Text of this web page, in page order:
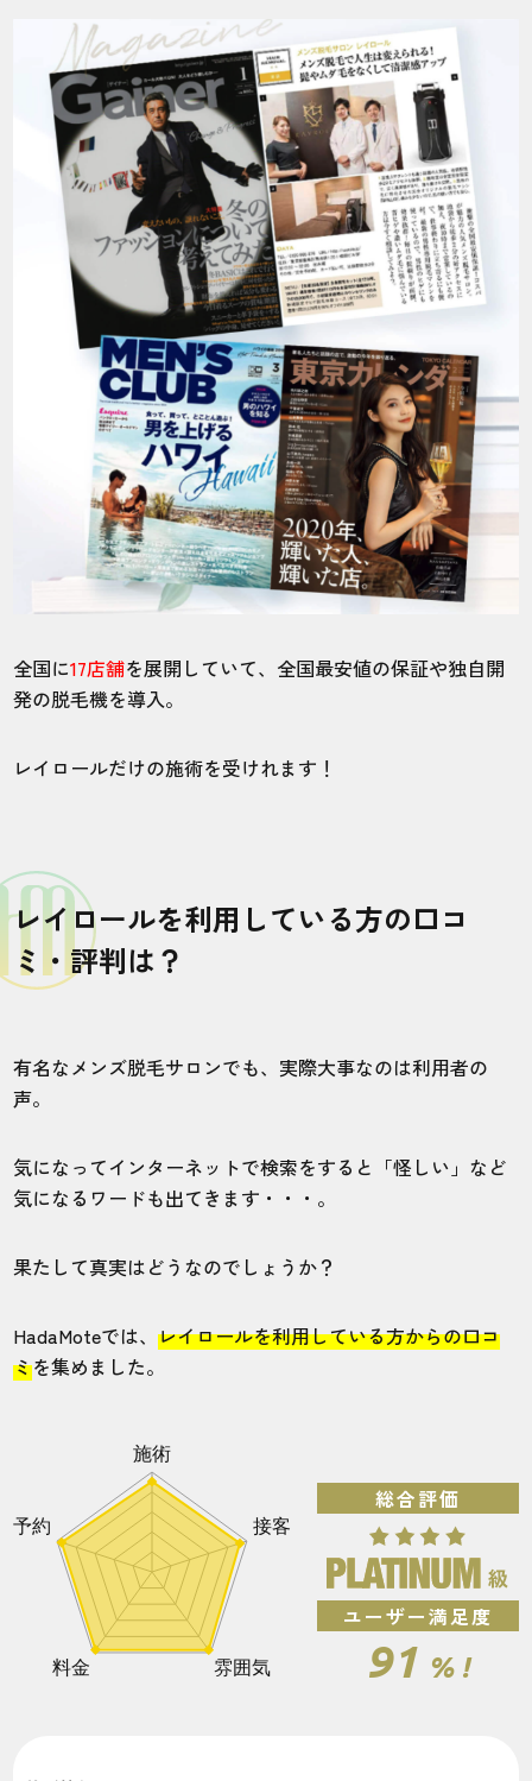
全国に17店舗を展開していて、全国最安値の保証や独自開
発の脱毛機を導入。
レイロールだけの施術を受けれます！
レイロールを利用している方の口コ
ミ・評判は？
有名なメンズ脱毛サロンでも、実際大事なのは利用者の
声。
気になってインターネットで検索をすると「怪しい」など
気になるワードも出てきます・・・。
果たして真実はどうなのでしょうか？
HadaMoteでは、レイロールを利用している方からの口コ
ミを集めました。
総合評価
ユーザー満足度
91 % !